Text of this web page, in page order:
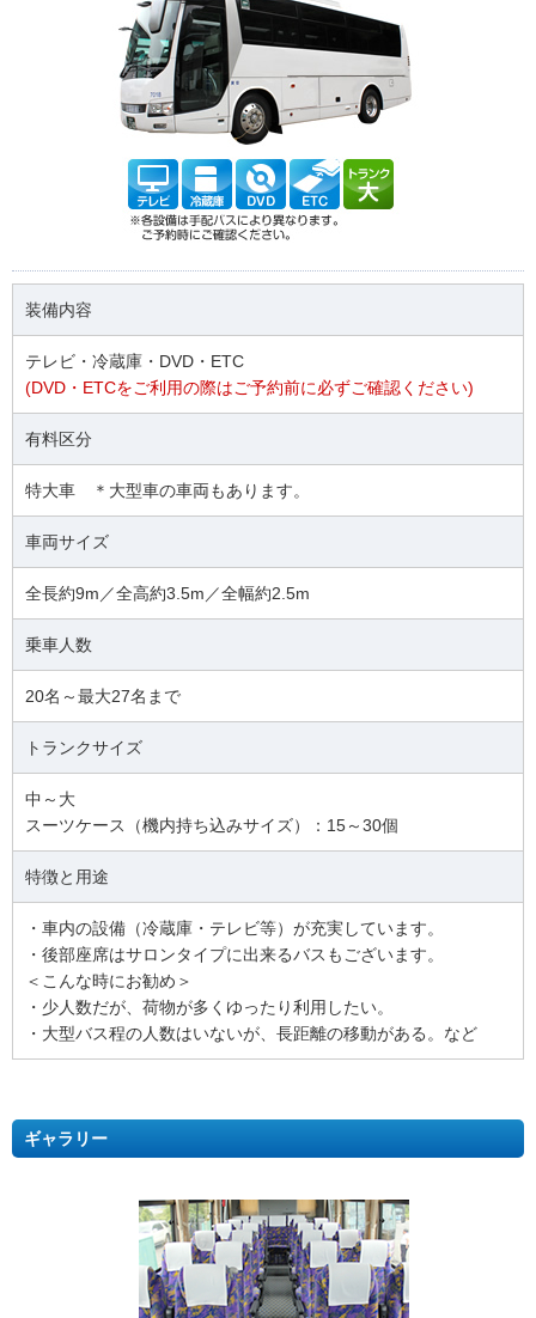
装備内容
テレビ・冷蔵庫・DVD・ETC
(DVD・ETCをご利用の際はご予約前に必ずご確認ください)
有料区分
特大車 ＊大型車の車両もあります。
車両サイズ
全長約9m／全高約3.5m／全幅約2.5m
乗車人数
20名～最大27名まで
トランクサイズ
中～大
スーツケース（機内持ち込みサイズ）：15～30個
特徴と用途
・車内の設備（冷蔵庫・テレビ等）が充実しています。
・後部座席はサロンタイプに出来るバスもございます。
＜こんな時にお勧め＞
・少人数だが、荷物が多くゆったり利用したい。
・大型バス程の人数はいないが、長距離の移動がある。など
ギャラリー